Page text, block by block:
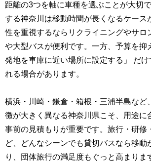
距離の3つを軸に車種を選ぶことが大切
する神奈川は移動時間が長くなるケース
性を重視するならリクライニングやサロ
や大型バスが便利です。一方、予算を抑
発地を車庫に近い場所に設定する」 だ
れる場合があります。
横浜・川崎・鎌倉・箱根・三浦半島など
徴が大きく異なる神奈川県こそ、用途に
事前の見積もりが重要です。旅行・研修
ど、どんなシーンでも貸切バスなら移動
り、団体旅行の満足度もぐっと高まりま